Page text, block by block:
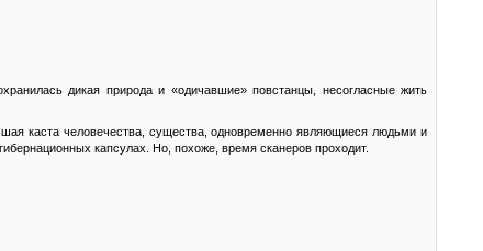
дикая природа и «одичавшие» повстанцы, несогласные жить
каста человечества, существа, одновременно являющиеся людьми и
капсулах. Но, похоже, время сканеров проходит.